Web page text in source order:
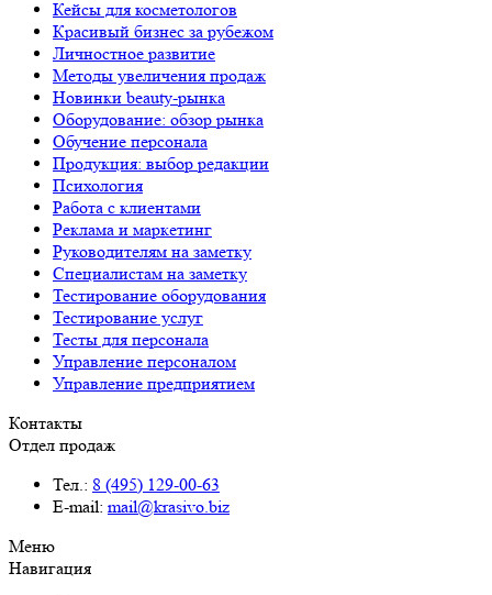
Кейсы для косметологов
Красивый бизнес за рубежом
Личностное развитие
Методы увеличения продаж
Новинки beauty-рынка
Оборудование: обзор рынка
Обучение персонала
Продукция: выбор редакции
Психология
Работа с клиентами
Реклама и маркетинг
Руководителям на заметку
Специалистам на заметку
Тестирование оборудования
Тестирование услуг
Тесты для персонала
Управление персоналом
Управление предприятием
Контакты
Отдел продаж
Тел.: 8 (495) 129-00-63
E-mail: mail@krasivo.biz
Меню
Навигация